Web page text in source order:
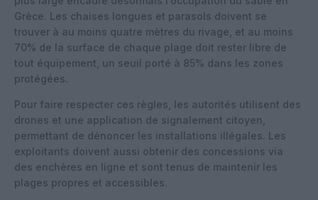
Grèce. Les chaises longues et parasols doivent se
trouver à au moins quatre mètres du rivage, et au moins
70% de la surface de chaque plage doit rester libre de
tout équipement, un seuil porté à 85% dans les zones
protégées.
Pour faire respecter ces règles, les autorités utilisent des
drones et une application de signalement citoyen,
permettant de dénoncer les installations illégales. Les
exploitants doivent aussi obtenir des concessions via
des enchères en ligne et sont tenus de maintenir les
plages propres et accessibles.